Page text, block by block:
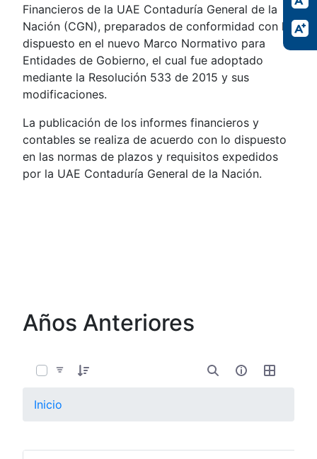
Financieros de la UAE Contaduría General de la
Nación (CGN), preparados de conformidad con lo
dispuesto en el nuevo Marco Normativo para
Entidades de Gobierno, el cual fue adoptado
mediante la Resolución 533 de 2015 y sus
modificaciones.
La publicación de los informes financieros y
contables se realiza de acuerdo con lo dispuesto
en las normas de plazos y requisitos expedidos
por la UAE Contaduría General de la Nación.
Años Anteriores
Inicio